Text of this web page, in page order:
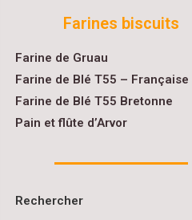
Farines biscuits
Farine de Gruau
Farine de Blé T55 – Française
Farine de Blé T55 Bretonne
Pain et flûte d’Arvor
Rechercher